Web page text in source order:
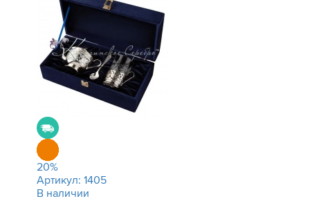
20%
Артикул: 1405
В наличии